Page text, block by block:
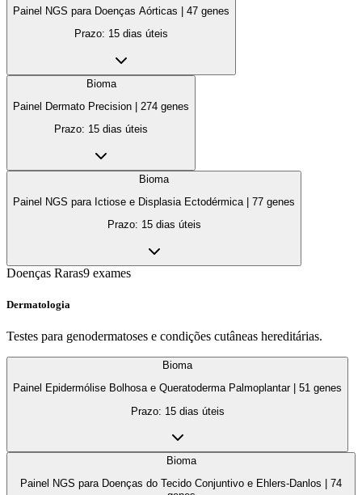
Painel NGS para Doenças Aórticas 47 genes
Prazo: 15 dias úteis
Bioma
Painel Dermato Precision
274 genes
Prazo: 15 dias úteis
Bioma
Painel NGS para Ictiose e Displasia Ectodérmica| 77 genes
Prazo: 15 dias úteis
Doenças Raras9 exames
Dermatologia
Testes para genodermatoses e condições cutâneas hereditárias.
Bioma
Painel Epidermólise Bolhosa e Queratoderma Palmoplantar| 51 genes
Prazo: 15 dias úteis
Bioma
Painel NGS para Doenças do Tecido Conjuntivo e Ehlers-Danlos
74